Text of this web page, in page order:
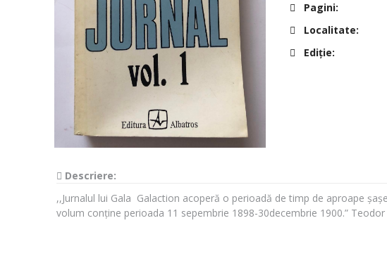
Pagini:
Localitate:
Ediţie:
Descriere:
,,Jurnalul lui Gala Galaction acoperă o perioadă de timp de aproape
volum conține perioada 11 sepembrie 1898-30decembrie 1900.” Teodor